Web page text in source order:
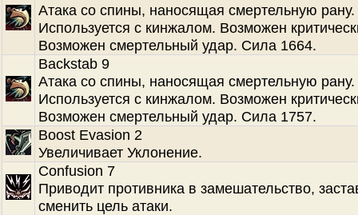
Атака со спины, наносящая смертельную рану.
Используется с кинжалом. Возможен
Возможен смертельный удар. Сила 1664.
Backstab 9
Атака со спины, наносящая смертельную рану.
Используется с кинжалом. Возможен
Возможен смертельный удар. Сила 1757.
Boost Evasion 2
Увеличивает Уклонение.
Confusion 7
Приводит противника в замешательство,
сменить цель атаки.